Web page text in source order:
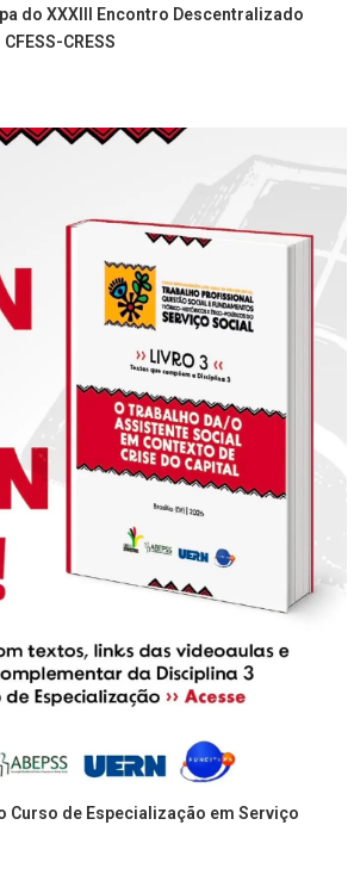
do XXXIII Encontro Descentralizado
CRESS
Curso de Especialização em Serviço